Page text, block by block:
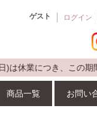
ゲスト ログイン
につき、この期間の
商品一覧 お問い